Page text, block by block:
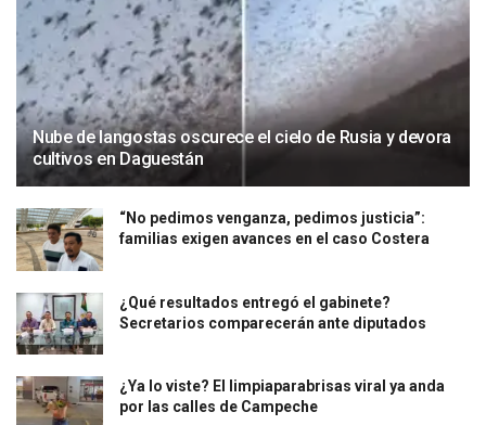
Nube de langostas oscurece el cielo de Rusia y devora
cultivos en Daguestán
“No pedimos venganza, pedimos justicia”:
familias exigen avances en el caso Costera
¿Qué resultados entregó el gabinete?
Secretarios comparecerán ante diputados
¿Ya lo viste? El limpiaparabrisas viral ya anda
por las calles de Campeche